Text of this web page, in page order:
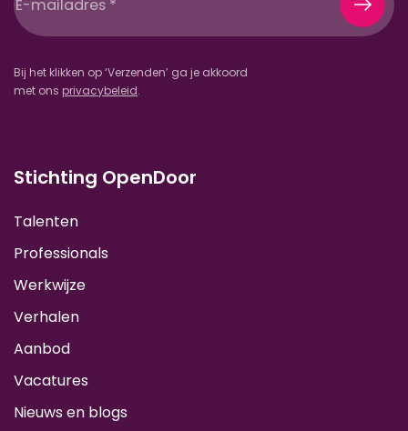
mailadres
Bij het klikken op ‘Verzenden’ ga je akkoord
met ons privacybeleid.
Stichting OpenDoor
Talenten
Professionals
Werkwijze
Verhalen
Aanbod
Vacatures
Nieuws en blogs